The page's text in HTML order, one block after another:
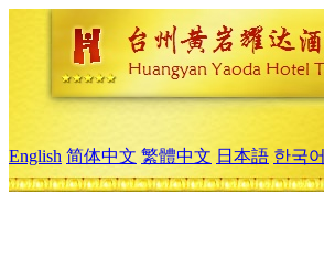
English 简体中文 繁體中文 日本語 한국어